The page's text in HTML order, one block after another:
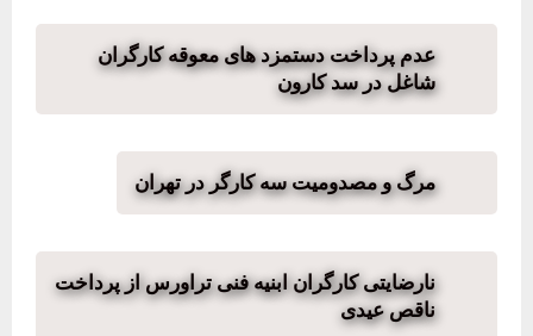
عدم پرداخت دستمزد های معوقه کارگران
شاغل در سد کارون
مرگ و مصدومیت سه کارگر در تهران
نارضایتی کارگران ابنیه فنی تراورس از پرداخت
ناقص عیدی